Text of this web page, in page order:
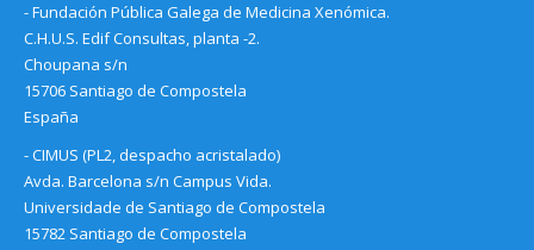
- Fundación Pública Galega de Medicina Xenómica.
C.H.U.S. Edif Consultas, planta -2.
Choupana s/n
15706 Santiago de Compostela
España
- CIMUS (PL2, despacho acristalado)
Avda. Barcelona s/n Campus Vida.
Universidade de Santiago de Compostela
15782 Santiago de Compostela